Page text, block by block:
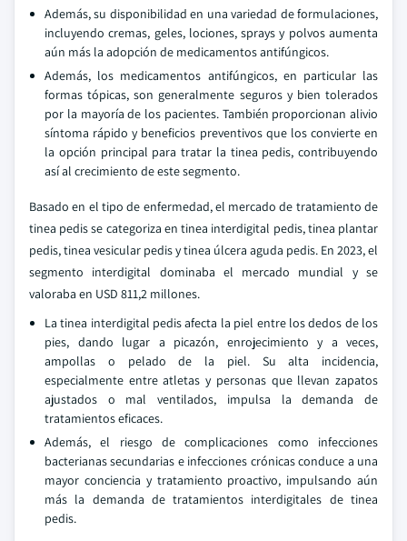
Además, su disponibilidad en una variedad de formulaciones,
incluyendo cremas, geles, lociones, sprays y polvos aumenta
aún más la adopción de medicamentos antifúngicos.
Además, los medicamentos antifúngicos, en particular las
formas tópicas, son generalmente seguros y bien tolerados
por la mayoría de los pacientes. También proporcionan alivio
síntoma rápido y beneficios preventivos que los convierte en
la opción principal para tratar la tinea pedis, contribuyendo
así al crecimiento de este segmento.
Basado en el tipo de enfermedad, el mercado de tratamiento de
tinea pedis se categoriza en tinea interdigital pedis, tinea plantar
pedis, tinea vesicular pedis y tinea úlcera aguda pedis. En 2023, el
segmento interdigital dominaba el mercado mundial y se
valoraba en USD 811,2 millones.
La tinea interdigital pedis afecta la piel entre los dedos de los
pies, dando lugar a picazón, enrojecimiento y a veces,
ampollas o pelado de la piel. Su alta incidencia,
especialmente entre atletas y personas que llevan zapatos
ajustados o mal ventilados, impulsa la demanda de
tratamientos eficaces.
Además, el riesgo de complicaciones como infecciones
bacterianas secundarias e infecciones crónicas conduce a una
mayor conciencia y tratamiento proactivo, impulsando aún
más la demanda de tratamientos interdigitales de tinea
pedis.